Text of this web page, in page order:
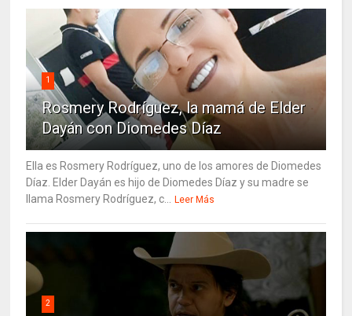
1
Rosmery Rodríguez, la mamá de Elder
Dayán con Diomedes Díaz
Ella es Rosmery Rodríguez, uno de los amores de Diomedes
Díaz. Elder Dayán es hijo de Diomedes Díaz y su madre se
llama Rosmery Rodríguez, c...
Leer Más
2